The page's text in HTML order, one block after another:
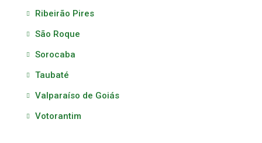
Ribeirão Pires
São Roque
Sorocaba
Taubaté
Valparaíso de Goiás
Votorantim